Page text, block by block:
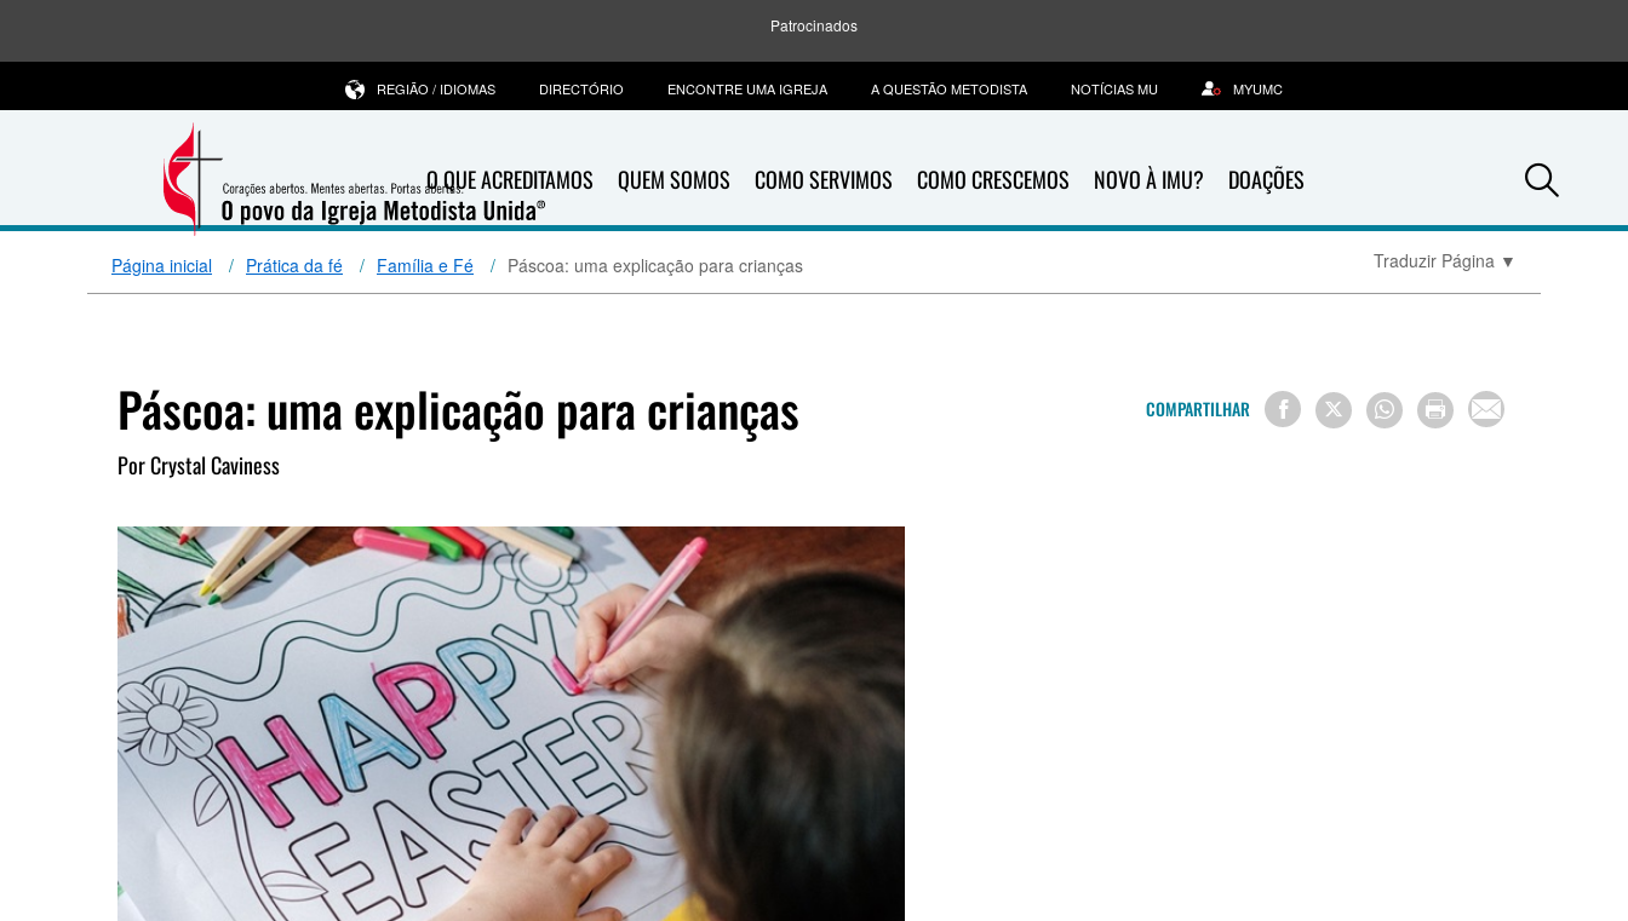
Patrocinados
O QUE ACREDITAMOS QUEM SOMOS COMO SERVIMOS COMO CRESCEMOS NOVO À IMU? DOAÇÕES
REGIÃO / IDIOMAS DIRECTÓRIO ENCONTRE UMA IGREJA A QUESTÃO METODISTA NOTÍCIAS MU MYUMC
Página inicial Prática da fé Família e Fé Páscoa: uma explicação para crianças Traduzir Página ▼
Páscoa: uma explicação para crianças
Por Crystal Caviness
COMPARTILHAR